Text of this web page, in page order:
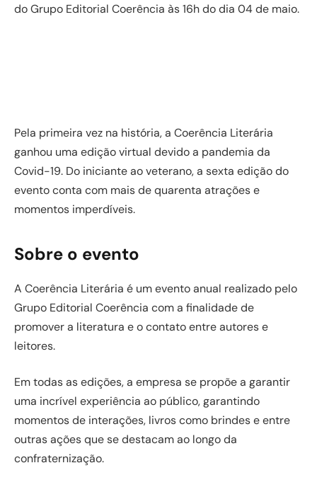
do Grupo Editorial Coerência às 16h do dia 04 de maio.
Pela primeira vez na história, a Coerência Literária
ganhou uma edição virtual devido a pandemia da
Covid-19. Do iniciante ao veterano, a sexta edição do
evento conta com mais de quarenta atrações e
momentos imperdíveis.
Sobre o evento
A Coerência Literária é um evento anual realizado pelo
Grupo Editorial Coerência com a finalidade de
promover a literatura e o contato entre autores e
leitores.
Em todas as edições, a empresa se propõe a garantir
uma incrível experiência ao público, garantindo
momentos de interações, livros como brindes e entre
outras ações que se destacam ao longo da
confraternização.